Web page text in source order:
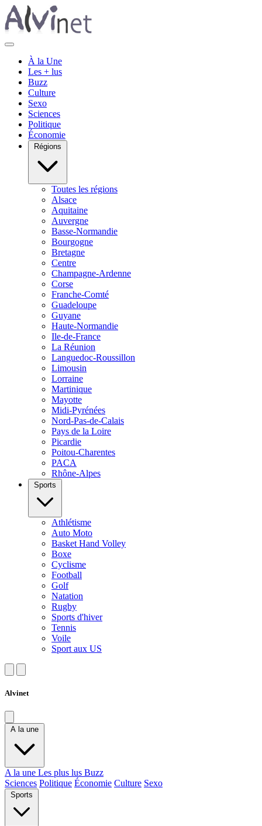
À la Une
Les + lus
Buzz
Culture
Sexo
Sciences
Politique
Économie
Régions
Toutes les régions
Alsace
Aquitaine
Auvergne
Basse-Normandie
Bourgogne
Bretagne
Centre
Champagne-Ardenne
Corse
Franche-Comté
Guadeloupe
Guyane
Haute-Normandie
Ile-de-France
La Réunion
Languedoc-Roussillon
Limousin
Lorraine
Martinique
Mayotte
Midi-Pyrénées
Nord-Pas-de-Calais
Pays de la Loire
Picardie
Poitou-Charentes
PACA
Rhône-Alpes
Sports
Athlétisme
Auto Moto
Basket Hand Volley
Boxe
Cyclisme
Football
Golf
Natation
Rugby
Sports d'hiver
Tennis
Voile
Sport aux US
Alvinet
A la une
A la une Les plus lus Buzz
Sciences Politique Économie Culture Sexo
Sports